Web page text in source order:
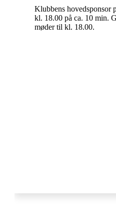
Klubbens hovedsponsor
kl. 18.00 på ca. 10 min.
møder til kl. 18.00.